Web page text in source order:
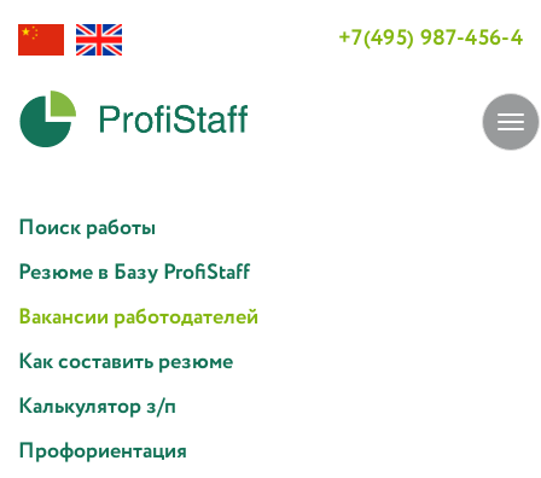
+7(495) 987-456-4
Поиск работы
Резюме в Базу ProfiStaff
Вакансии работодателей
Как составить резюме
Калькулятор з/п
Профориентация